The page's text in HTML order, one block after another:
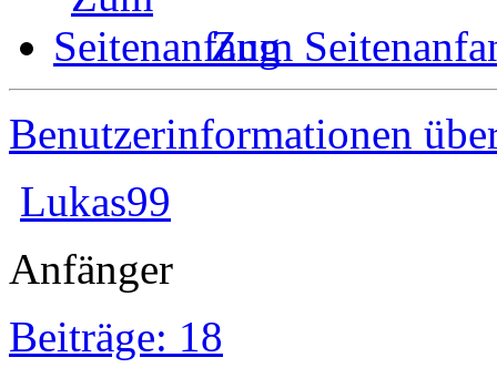
Zum
Benutzerinformationen
Lukas99
Anfänger
Beiträge: 18